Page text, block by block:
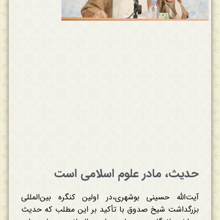
حدیث، مادر علوم اسلامی است
آیت‌الله حسینی بوشهری،در اولین کنگره بین‌المللی
بزرگداشت شیخ صدوق با تأکید بر این مطلب که حدیث